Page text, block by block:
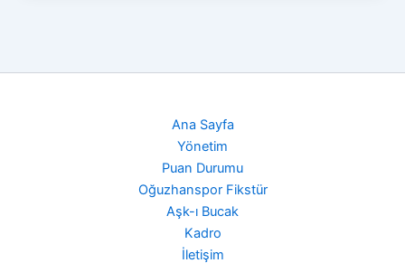
Ana Sayfa
Yönetim
Puan Durumu
Oğuzhanspor Fikstür
Aşk-ı Bucak
Kadro
İletişim